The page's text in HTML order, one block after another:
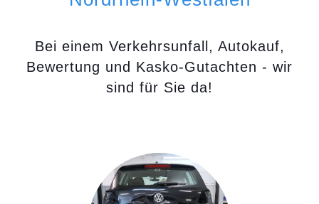
Bei einem Verkehrsunfall, Autokauf,
Bewertung und Kasko-Gutachten - wir
sind für Sie da!